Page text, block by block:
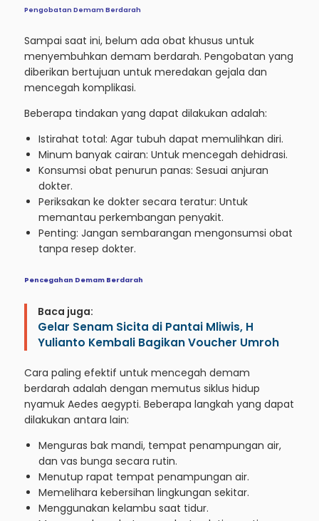
Pengobatan Demam Berdarah
Sampai saat ini, belum ada obat khusus untuk
menyembuhkan demam berdarah. Pengobatan yang
diberikan bertujuan untuk meredakan gejala dan
mencegah komplikasi.
Beberapa tindakan yang dapat dilakukan adalah:
Istirahat total: Agar tubuh dapat memulihkan diri.
Minum banyak cairan: Untuk mencegah dehidrasi.
Konsumsi obat penurun panas: Sesuai anjuran
dokter.
Periksakan ke dokter secara teratur: Untuk
memantau perkembangan penyakit.
Penting: Jangan sembarangan mengonsumsi obat
tanpa resep dokter.
Pencegahan Demam Berdarah
Baca juga:
Gelar Senam Sicita di Pantai Mliwis, H
Yulianto Kembali Bagikan Voucher Umroh
Cara paling efektif untuk mencegah demam
berdarah adalah dengan memutus siklus hidup
nyamuk Aedes aegypti. Beberapa langkah yang dapat
dilakukan antara lain:
Menguras bak mandi, tempat penampungan air,
dan vas bunga secara rutin.
Menutup rapat tempat penampungan air.
Memelihara kebersihan lingkungan sekitar.
Menggunakan kelambu saat tidur.